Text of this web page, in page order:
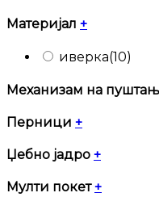
Материјал +
иверка(10)
Механизам на
Перници +
Џебно јадро +
Мулти покет+